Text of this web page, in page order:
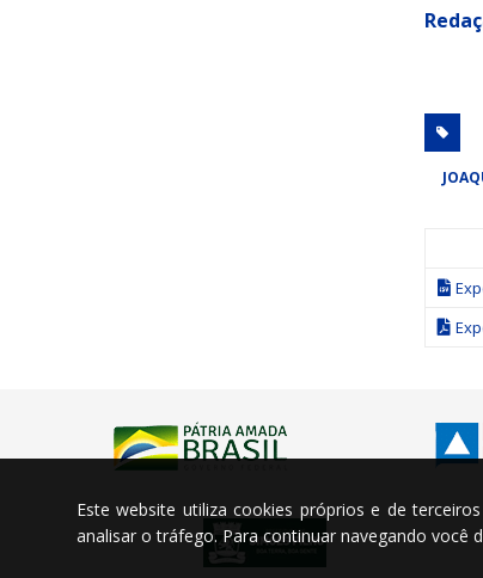
Este website utiliza cookies próprios e de
analisar o tráfego. Para continuar navegando você